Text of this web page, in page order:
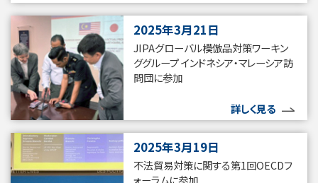
2025年3月21日
JIPAグローバル模倣品対策ワーキン
ググループ インドネシア・マレーシア訪
問団に参加
詳しく見る
2025年3月19日
不法貿易対策に関する第1回OECDフ
ォーラムに参加